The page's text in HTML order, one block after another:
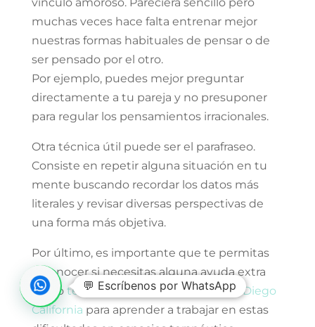
muchas veces hace falta entrenar mejor
nuestras formas habituales de pensar o de
ser pensado por el otro.
Por ejemplo, puedes mejor preguntar
directamente a tu pareja y no presuponer
para regular los pensamientos irracionales.
Otra técnica útil puede ser el parafraseo.
Consiste en repetir alguna situación en tu
mente buscando recordar los datos más
literales y revisar diversas perspectivas de
una forma más objetiva.
Por último, es importante que te permitas
reconocer si necesitas alguna ayuda extra
comoterapia de pareja online en San Diego
California para aprender a trabajar en estas
💬 Escríbenos por WhatsApp